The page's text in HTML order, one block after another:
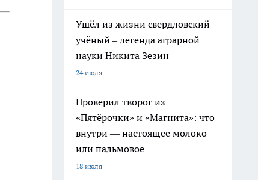
Ушёл из жизни свердловский
учёный – легенда аграрной
науки Никита Зезин
24 июля
Проверил творог из
«Пятёрочки» и «Магнита»: что
внутри — настоящее молоко
или пальмовое
18 июля